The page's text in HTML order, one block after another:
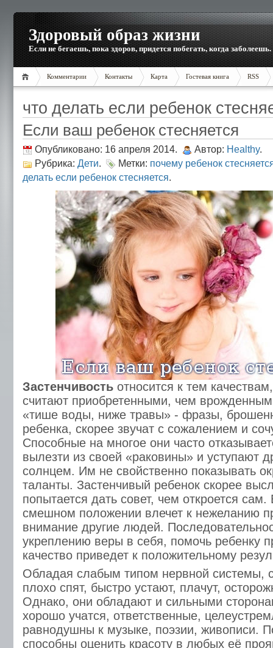
Здоровый образ жизни
Если не бегаешь, пока здоров, придется побегать, когда заболеешь.
Комментарии Контакты Карта Гостевая книга RSS
что делать если ребенок
Если ваш ребенок стесняется
Опубликовано: 16 апреля 2014. Автор: Healthy.
Рубрика: Дети. Метки: почему ребенок
делать если ребенок стесняется.
Застенчивость относится к тем
считают приобретенными, чем
«тише воды, ниже травы» - фразы,
ребенка, скорее звучат с сожалением и
Способные на многое они часто
вылезти из своей «раковины» и уступают
солнцем. Им не свойственно показывать
таланты. Застенчивый ребенок скорее
попытается дать совет, чем откроется сам.
смешном положении влечет к нежеланию
внимание другие людей.
укреплению веры в себя, помочь ребенку
качество приведет к положительному
Обладая слабым типом нервной системы,
плохо спят, быстро устают, плачут,
Однако, они обладают и сильными
хорошо учатся, ответственные,
равнодушны к музыке, поэзии, живописи.
способны оценить красоту в любых её